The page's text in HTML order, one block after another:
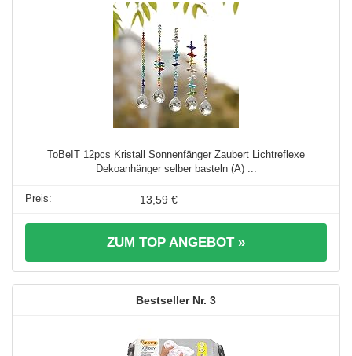
ToBeIT 12pcs Kristall Sonnenfänger Zaubert Lichtreflexe
Dekoanhänger selber basteln (A) ...
13,59 €
ZUM TOP ANGEBOT »
3